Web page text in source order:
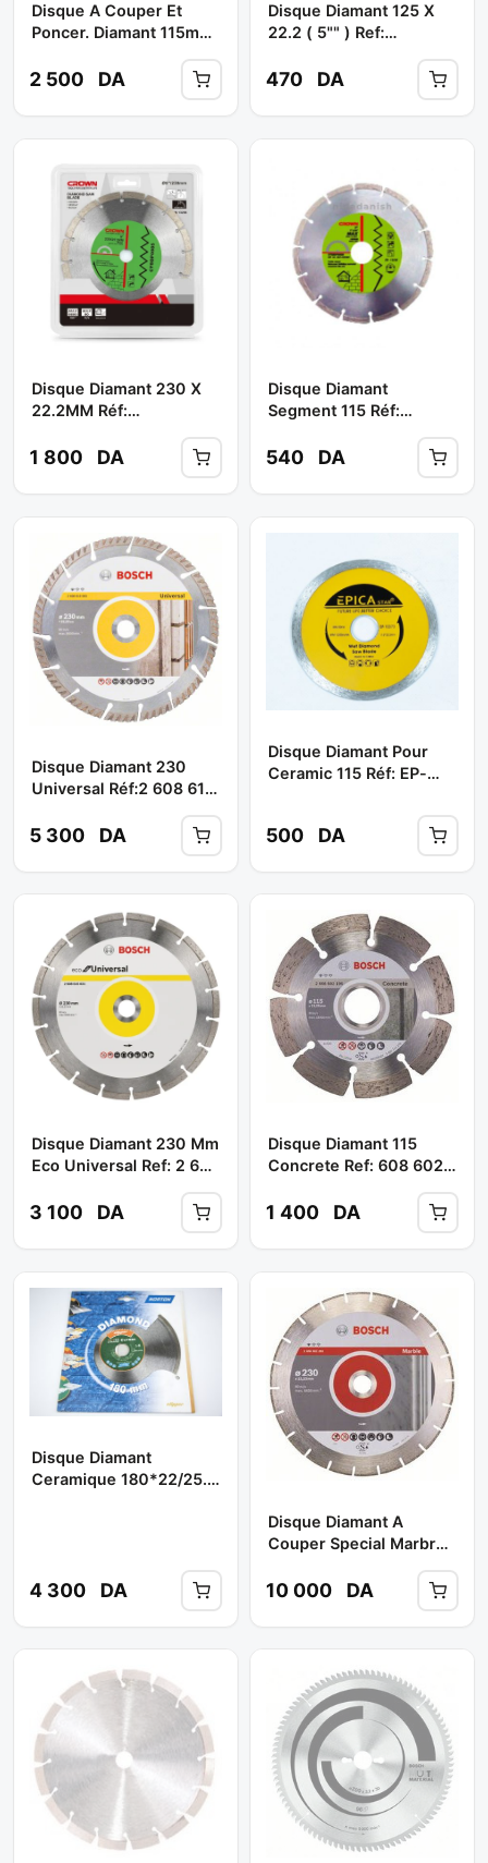
Disque A Couper Et
Poncer. Diamant 115mm
2 500 DA
Disque Diamant 125 X
22.2 ( 5"" ) Ref:
Ctddp0002 ** CROWN
470 DA
Disque Diamant 230 X
22.2MM Réf:
1 800 DA
Disque Diamant
Segment 115 Réf:
540 DA
Disque Diamant 230
Universal Réf:2 608 615
5 300 DA
Disque Diamant Pour
Ceramic 115 Réf: EP-
500 DA
Disque Diamant 230 Mm
Eco Universal Ref: 2 608
3 100 DA
Disque Diamant 115
Concrete Ref: 608 602
1 400 DA
Disque Diamant
Ceramique 180*22/25.4
4 300 DA
Disque Diamant A
Couper Special Marbre
283 ** BOSCH
10 000 DA